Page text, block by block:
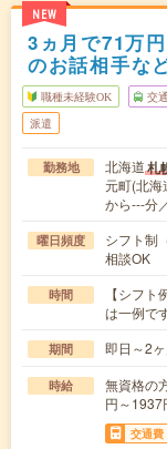
NEW
3ヵ月で71万
のお話相手な
職種未経験OK 交
派遣
勤務地 北海道札
元町(北海
から---分
曜日頻度
シフト制
相談OK
時間
【シフ
は一例で
期間 即日～2
時給
無資格の
円～1937
交通費